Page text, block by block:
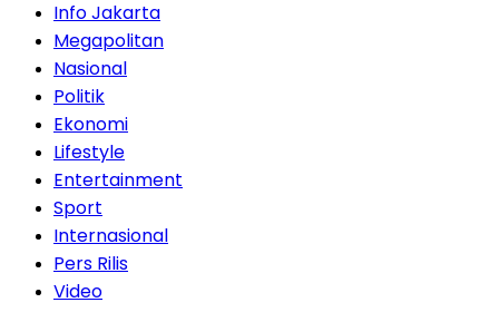
Info Jakarta
Megapolitan
Nasional
Politik
Ekonomi
Lifestyle
Entertainment
Sport
Internasional
Pers Rilis
Video